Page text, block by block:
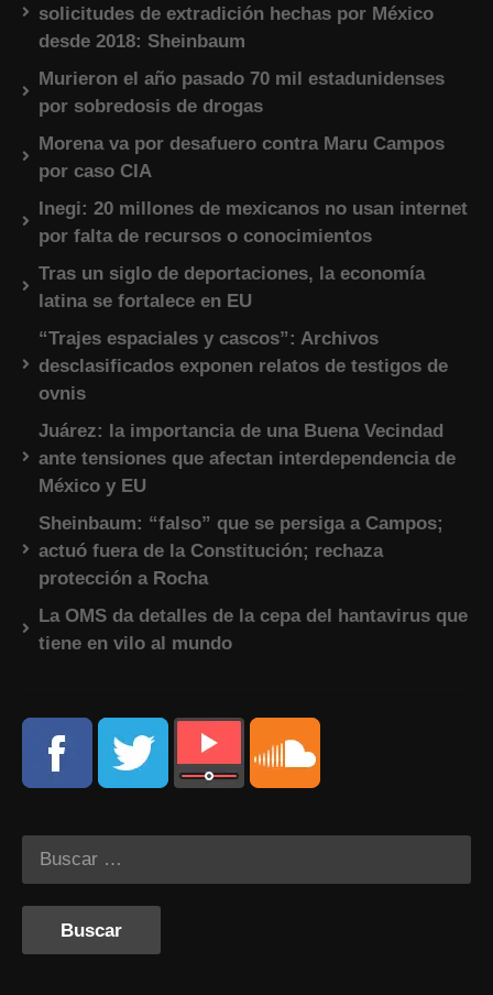
solicitudes de extradición hechas por México
desde 2018: Sheinbaum
Murieron el año pasado 70 mil estadunidenses
por sobredosis de drogas
Morena va por desafuero contra Maru Campos
por caso CIA
Inegi: 20 millones de mexicanos no usan internet
por falta de recursos o conocimientos
Tras un siglo de deportaciones, la economía
latina se fortalece en EU
“Trajes espaciales y cascos”: Archivos
desclasificados exponen relatos de testigos de
ovnis
Juárez: la importancia de una Buena Vecindad
ante tensiones que afectan interdependencia de
México y EU
Sheinbaum: “falso” que se persiga a Campos;
actuó fuera de la Constitución; rechaza
protección a Rocha
La OMS da detalles de la cepa del hantavirus que
tiene en vilo al mundo